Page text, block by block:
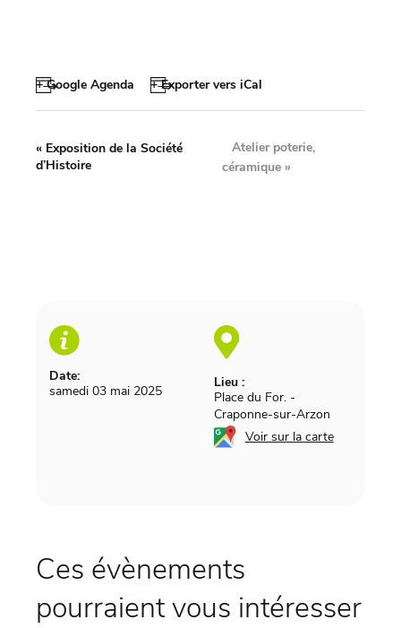
+ Google Agenda + Exporter vers iCal
Date:
samedi 03 mai 2025
Lieu :
Place du For. -
Craponne-sur-Arzon
Voir sur la carte
« Exposition de la Société
d’Histoire
Atelier poterie,
céramique»
Ces évènements
pourraient vous intéresser